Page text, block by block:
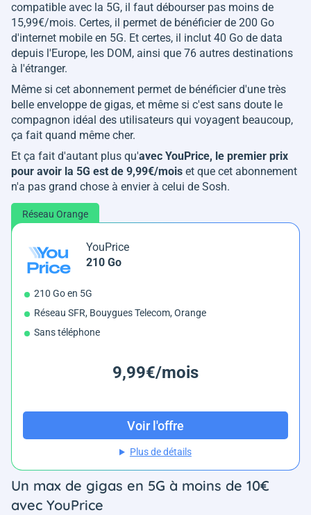
compatible avec la 5G, il faut débourser pas moins de
15,99€/mois. Certes, il permet de bénéficier de 200 Go
d'internet mobile en 5G. Et certes, il inclut 40 Go de data
depuis l'Europe, les DOM, ainsi que 76 autres destinations
à l'étranger.
Même si cet abonnement permet de bénéficier d'une très
belle enveloppe de gigas, et même si c'est sans doute le
compagnon idéal des utilisateurs qui voyagent beaucoup,
ça fait quand même cher.
Et ça fait d'autant plus qu'avec YouPrice, le premier prix
pour avoir la 5G est de 9,99€/mois et que cet abonnement
n'a pas grand chose à envier à celui de Sosh.
Réseau Orange
YouPrice
210 Go
210 Go en 5G
Réseau SFR, Bouygues Telecom, Orange
Sans téléphone
9,99€/mois
Voir l'offre
Plus de détails
Un max de gigas en 5G à moins de 10€
avec YouPrice